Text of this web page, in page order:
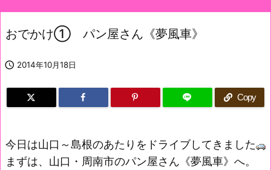
おでかけ① パン屋さん《夢風車》
 2014年10月18日
Copy
今日は山口～島根のあたりをドライブしてきました
まずは、山口・周南市のパン屋さん《夢風車》へ。